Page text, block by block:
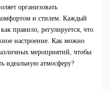
организовать
и стилем. Каждый
правило, регулируется, что
настроение. Как можно
мероприятий, чтобы
идеальную атмосферу?